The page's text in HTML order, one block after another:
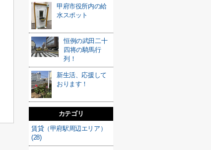
甲府市役所内の給
水スポット
恒例の武田二十
四将の騎馬行
列！
新生活、応援して
おります！
カテゴリ
賃貸（甲府駅周辺エリア）
(28)